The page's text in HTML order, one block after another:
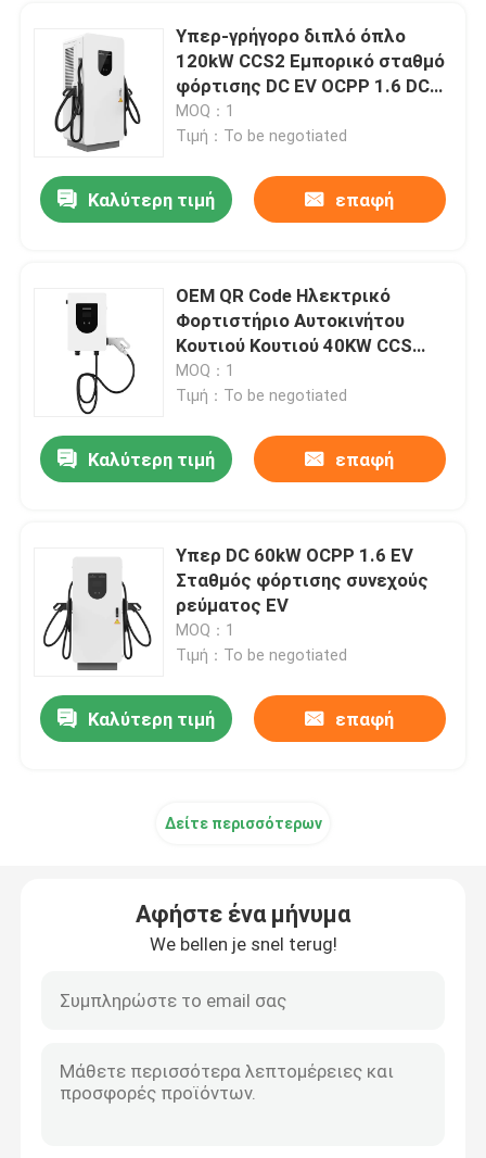
Σπίτι
Σχετικά με εμάς
Υπερ-γρήγορο διπλό όπλο
120kW CCS2 Εμπορικό σταθμό
φόρτισης DC EV OCPP 1.6 DC
EV φορτιστή
MOQ：1
Τιμή：To be negotiated
Καλύτερη τιμή επαφή
OEM QR Code Ηλεκτρικό
Φορτιστήριο Αυτοκινήτου
Κουτιού Κουτιού 40KW CCS
CHAdeMO EV Κουτιού Κουτιού
MOQ：1
Τιμή：To be negotiated
Καλύτερη τιμή επαφή
Υπερ DC 60kW OCPP 1.6 EV
Σταθμός φόρτισης συνεχούς
ρεύματος EV
MOQ：1
Τιμή：To be negotiated
Καλύτερη τιμή επαφή
Δείτε περισσότερων
Αφήστε ένα μήνυμα
We bellen je snel terug!